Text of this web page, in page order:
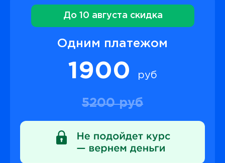
До 10 августа скидка
Одним платежом
1900 руб
5200 руб